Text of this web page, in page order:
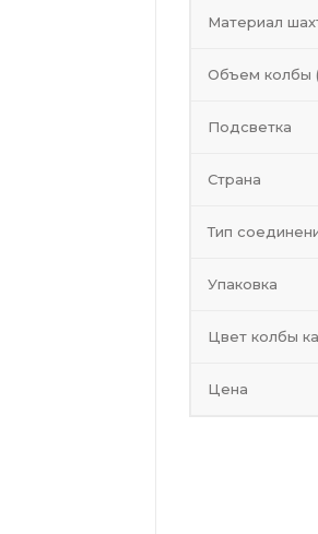
Материал
Объем колбы
Подсветка
Страна
Тип
Упаковка
Цвет колбы
Цена